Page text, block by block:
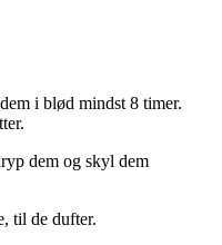
i blød mindst 8 timer.
dem og skyl dem
til de dufter.